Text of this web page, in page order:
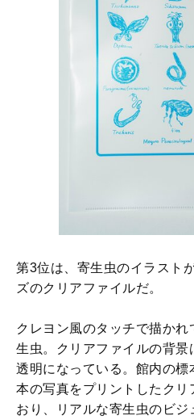
第3位は、寄生虫のイラスト
ズのクリアファイルだ。
クレヨン風のタッチで描か
生虫。クリアファイルの背景
透明になっている。館内の
本の写真をプリントしたクリ
おり、リアルな寄生虫のビ